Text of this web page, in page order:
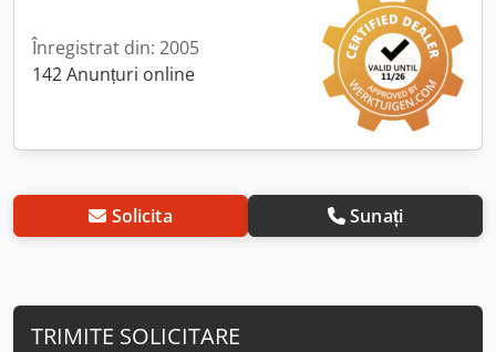
Înregistrat din: 2005
142 Anunțuri online
Solicita Sunați
TRIMITE SOLICITARE